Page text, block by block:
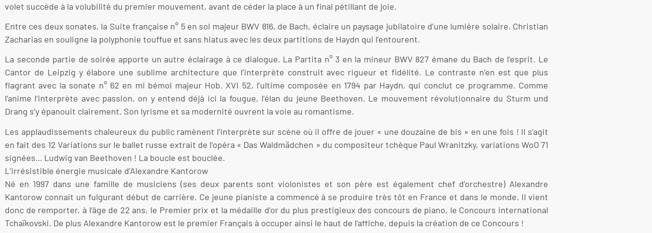
volet succède à la volubilité du premier mouvement, avant de céder la place à un final pétillant de joie.
Entre ces deux sonates, la Suite française n° 5 en sol majeur BWV 816, de Bach, éclaire un paysage jubilatoire d’une lumière solaire. Christian
Zacharias en souligne la polyphonie touffue et sans hiatus avec les deux partitions de Haydn qui l’entourent.
La seconde partie de soirée apporte un autre éclairage à ce dialogue. La Partita n° 3 en la mineur BWV 827 émane du Bach de l’esprit. Le
Cantor de Leipzig y élabore une sublime architecture que l’interprète construit avec rigueur et fidélité. Le contraste n’en est que plus
flagrant avec la sonate n° 62 en mi bémol majeur Hob. XVI 52, l’ultime composée en 1794 par Haydn, qui conclut ce programme. Comme
l’anime l’interprète avec passion, on y entend déjà ici la fougue, l’élan du jeune Beethoven. Le mouvement révolutionnaire du Sturm und
Drang s’y épanouit clairement. Son lyrisme et sa modernité ouvrent la voie au romantisme.
Les applaudissements chaleureux du public ramènent l’interprète sur scène où il offre de jouer « une douzaine de bis » en une fois ! Il s’agit
en fait des 12 Variations sur le ballet russe extrait de l’opéra « Das Waldmädchen » du compositeur tchèque Paul Wranitzky, variations WoO 71
signées… Ludwig van Beethoven ! La boucle est bouclée.
L’irrésistible énergie musicale d’Alexandre Kantorow
Né en 1997 dans une famille de musiciens (ses deux parents sont violonistes et son père est également chef d’orchestre) Alexandre
Kantorow connait un fulgurant début de carrière. Ce jeune pianiste a commencé à se produire très tôt en France et dans le monde. Il vient
donc de remporter, à l’âge de 22 ans, le Premier prix et la médaille d’or du plus prestigieux des concours de piano, le Concours international
Tchaïkovski. De plus Alexandre Kantorow est le premier Français à occuper ainsi le haut de l’affiche, depuis la création de ce Concours !